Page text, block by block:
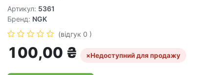
Артикул: 5361
Бренд: NGK
(відгук 0 )
100,00 ₴ ×Недоступний для продажу